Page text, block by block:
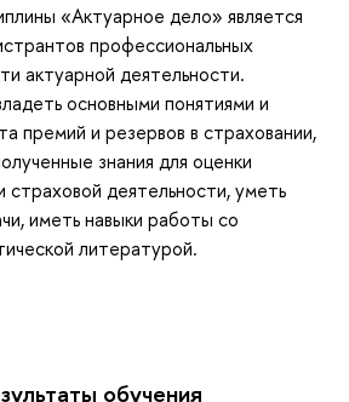
«Актуарное дело» является
профессиональных
актуарной деятельности.
основными понятиями и
премий и резервов в страховании,
знания для оценки
деятельности, уметь
иметь навыки работы со
литературой.
обучения